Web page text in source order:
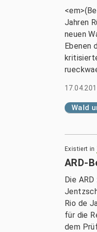
Jahren
neuen
Ebenen
Wald
Existiert in
ARD-
Die
Rio de
für die
dem